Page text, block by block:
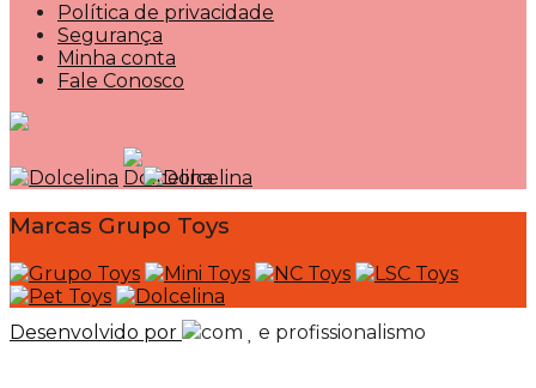
Política de privacidade
Segurança
Minha conta
Fale Conosco
Marcas Grupo Toys
Desenvolvido por com e profissionalismo